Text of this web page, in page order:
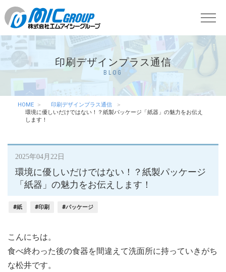
印刷デザインプラス通信
BLOG
HOME
印刷デザインプラス通信
環境に優しいだけではない！？紙製パッケージ「紙器」の魅力をお伝え
します！
2025年04月22日
環境に優しいだけではない！？紙製パッケージ
「紙器」の魅力をお伝えします！
#紙 #印刷 #パッケージ
こんにちは。
食べ終わった後の食器を間違えて洗面所に持っていきがち
な松井です。